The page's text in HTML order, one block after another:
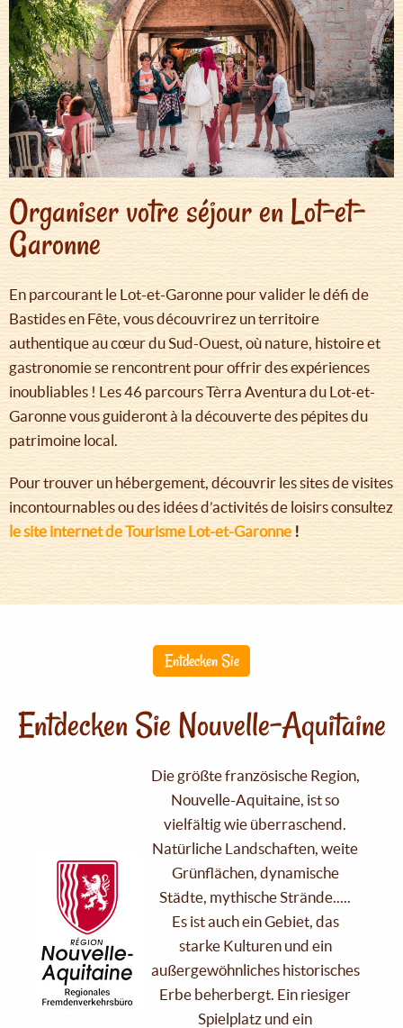
Organiser votre séjour en Lot-et-
Garonne
En parcourant le Lot-et-Garonne pour valider le défi de
Bastides en Fête, vous découvrirez un territoire
authentique au cœur du Sud-Ouest, où nature, histoire et
gastronomie se rencontrent pour offrir des expériences
inoubliables ! Les 46 parcours Tèrra Aventura du Lot-et-
Garonne vous guideront à la découverte des pépites du
patrimoine local.
Pour trouver un hébergement, découvrir les sites de visites
incontournables ou des idées d’activités de loisirs consultez
le site internet de Tourisme Lot-et-Garonne !
Entdecken Sie
Entdecken Sie Nouvelle-Aquitaine
Die größte französische Region,
Nouvelle-Aquitaine, ist so
vielfältig wie überraschend.
Natürliche Landschaften, weite
Grünflächen, dynamische
Städte, mythische Strände.....
Es ist auch ein Gebiet, das
starke Kulturen und ein
außergewöhnliches historisches
Erbe beherbergt. Ein riesiger
Spielplatz und ein